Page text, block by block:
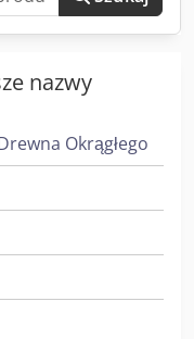
nazwy
Okrągłego